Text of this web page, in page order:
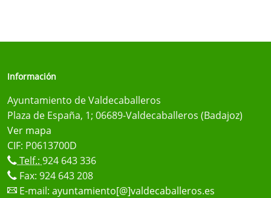
Información
Ayuntamiento de Valdecaballeros
Plaza de España, 1; 06689-Valdecaballeros (Badajoz)
Ver mapa
CIF: P0613700D
Telf.: 924 643 336
Fax: 924 643 208
E-mail: ayuntamiento[@]valdecaballeros.es